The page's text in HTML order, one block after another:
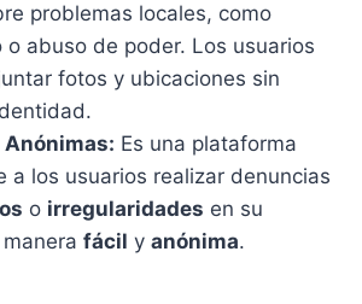
problemas locales, como
o abuso de poder. Los usuarios
fotos y ubicaciones sin
Es una plataforma
a los usuarios realizar denuncias
o irregularidades en su
fácil y anónima.